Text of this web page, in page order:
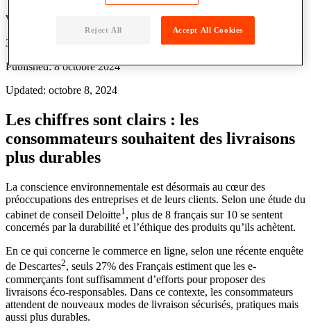
Written by: Parcel Pending By Quadient
3 Min Read
Published: 8 octobre 2024
Updated: octobre 8, 2024
Les chiffres sont clairs : les
consommateurs souhaitent des livraisons
plus durables
La conscience environnementale est désormais au cœur des
préoccupations des entreprises et de leurs clients. Selon une étude du
cabinet de conseil Deloitte1 , plus de 8 français sur 10 se sentent
concernés par la durabilité et l’éthique des produits qu’ils achètent.
En ce qui concerne le commerce en ligne, selon une récente enquête
de Descartes2, seuls 27% des Français estiment que les e-
commerçants font suffisamment d’efforts pour proposer des
livraisons éco-responsables. Dans ce contexte, les consommateurs
attendent de nouveaux modes de livraison sécurisés, pratiques mais
aussi plus durables.
Reject All Accept All Cookies